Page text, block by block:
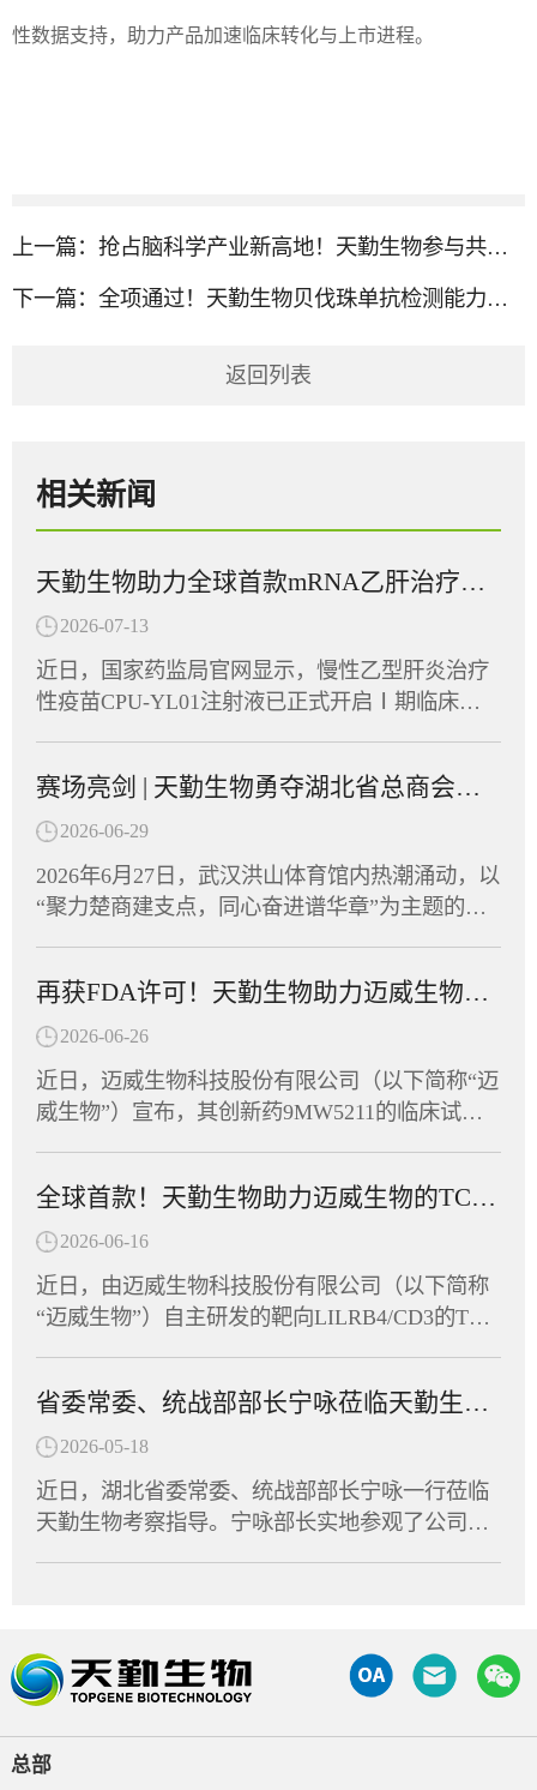
性数据支持，助力产品加速临床转化与上市进程。
上一篇： 抢占脑科学产业新高地！天勤生物参与共建省级脑机接口平台
下一篇： 全项通过！天勤生物贝伐珠单抗检测能力获“满意”结果
返回列表
相关新闻
天勤生物助力全球首款mRNA乙肝治疗性疫苗在多国获批临床
2026-07-13
近日，国家药监局官网显示，慢性乙型肝炎治疗
性疫苗CPU-YL01注射液已正式开启Ⅰ期临床试
用前景。CPU-YL01注射液由江苏创源生命科技
有限公司与中国药科大学共同开发，是全球首款
进入Ⅰ期临床的mRNA乙肝治疗性疫苗。天勤生
物武汉分公司为该项目提供了全套非临床毒理学
研究和药代动力学研究服务，助力这一创新药物
从实验室加速走向临床。CPU-YL01：突破性机
制，有望实现功能性治愈CPU-YL01注射液是一
苗，包含编码HBsAg、Pre-S1-Fc融合蛋白的mRN
A序列，经脂质纳米颗粒（LNP）包裹构建递送
系统。其作用机制独特，可激活多种胞内病原相
诱导针对病原体的获得性免疫应答。非临床研究
显示，该疫苗能有效诱导HBV模型小鼠产生HBs
疫耐受状态，实现血清学转换。这意味着，CPU-
YL01有望帮助乙肝患者摆脱长期用药，实...
赛场亮剑 | 天勤生物勇夺湖北省总商会首届运动会“团结协作奖”
2026-06-29
2026年6月27日，武汉洪山体育馆内热潮涌动，以
“聚力楚商建支点，同心奋进谱华章”为主题的湖
动会开幕，省委统战部副部长、省工商联党组书
记庄光明致辞，省工商联（总商会）领导班子成
员及企业家副主席（副会长）等出席开幕式，共
同见证这一展现湖北民营经济蓬勃朝气的高光时
刻。作为湖北省工商联副会长单位，天勤生物积
极响应号召，由董事长任习东亲自带队，组织员
工代表队踊跃参赛，与全省62支民营企业及商协
味两大板块中切磋技艺、以赛会友。赛场上，天
勤生物健儿们参与了羽毛球、拔河、众星捧月等
竞技项目，展现出非凡的团队默契。队员们齐心
奖”。此次运动会是湖北省民营企业与商协会交流
互动的重要平台，不仅丰富了员工的文体生活，
生物将持续深耕生物医药领域，将体育竞技中的
拼劲与干劲转化为推动企业创新发展的强大动
力，为湖北民营经济高质量发展贡献“天勤力
再获FDA许可！天勤生物助力迈威生物创新药9MW5211获批临床
2026-06-26
近日，迈威生物科技股份有限公司（以下简称“迈
威生物”）宣布，其创新药9MW5211的临床试验
究。这是该靶点全球首个进入临床阶段的候选药
物，也意味着中国创新抗体在自身免疫疾病领域
又一次向全球舞台迈出了坚实的一步。天勤生物
全资子公司天勤鑫圣（以下称“天勤鑫圣”）为该
项目提供了全套毒理学研究服务，以科学严谨的
设计与高效执行，助力项目零延迟抵达FDA审批
窗口。9MW5211是迈威生物自主研发的高度特异
常免疫细胞介导的关键病理机制进行精准干预。
免疫细胞的异常活化及组织浸润是多种自身免疫
疾病发生发展的核心驱动因素。9MW5211所靶向
症状。经过多轮分子工程优化，9MW5211展现出
优异的靶点选择性，在实现高效阻断的同时，显
著降低了非特异性结合风险，确保其对高表达靶
点蛋白的致病性细胞实现深度清除。其独特...
全球首款！天勤生物助力迈威生物的TCE双抗获FDA临床许可
2026-06-16
近日，由迈威生物科技股份有限公司（以下简称
“迈威生物”）自主研发的靶向LILRB4/CD3的TCE
国开展针对急性髓系白血病、慢性粒单核细胞白
血病以及多发性骨髓瘤等血液瘤的临床试验。作
为全球首款获批进入临床阶段的LILRB4/CD3双
抗，6MW5311的成功申报标志着中国创新药在双
特异性抗体领域再次取得里程碑式突破。天勤生
物全资子公司天勤鑫圣（以下简称“天勤鑫圣”）
循FDA、OECD和NMPA的GLP规范，高质量、高
效率完成了试验，为项目获得FDA许可奠定了扎
全6MW5311基于迈威生物自有的T Cell Engager
省委常委、统战部部长宁咏莅临天勤生物调研指导
2026-05-18
近日，湖北省委常委、统战部部长宁咏一行莅临
天勤生物考察指导。宁咏部长实地参观了公司实
非临床研究评价和大动物试验领域所积累的专业
能力表示充分肯定，勉励企业继续扎根湖北，秉
承工匠精神深耕细作，坚定不移地进一步做优做
强。部长指出，民营企业要抢抓当前产业升级的
风口，紧贴市场需求，加快技术迭代与成果转
总部